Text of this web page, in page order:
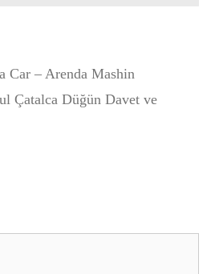
Car – Arenda Mashin
Çatalca Düğün Davet ve